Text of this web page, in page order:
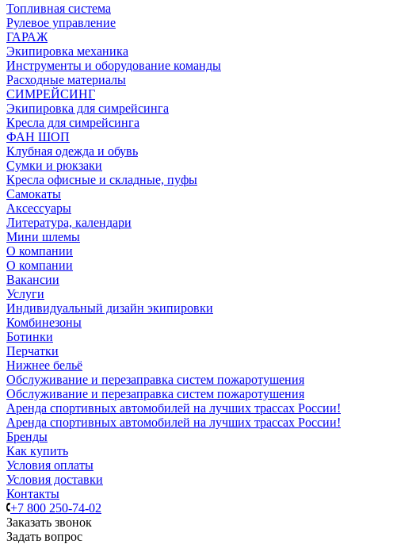
Топливная система
Рулевое управление
ГАРАЖ
Экипировка механика
Инструменты и оборудование команды
Расходные материалы
СИМРЕЙСИНГ
Экипировка для симрейсинга
Кресла для симрейсинга
ФАН ШОП
Клубная одежда и обувь
Сумки и рюкзаки
Кресла офисные и складные, пуфы
Самокаты
Аксессуары
Литература, календари
Мини шлемы
О компании
О компании
Вакансии
Услуги
Индивидуальный дизайн экипировки
Комбинезоны
Ботинки
Перчатки
Нижнее бельё
Обслуживание и перезаправка систем пожаротушения
Обслуживание и перезаправка систем пожаротушения
Аренда спортивных автомобилей на лучших трассах России!
Аренда спортивных автомобилей на лучших трассах России!
Бренды
Как купить
Условия оплаты
Условия доставки
Контакты
+7 800 250-74-02
Заказать звонок
Задать вопрос